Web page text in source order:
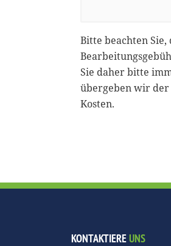
Bitte beachten
Sie daher bitte
übergeben wir der
Kosten.
KONTAKTIEREUNS